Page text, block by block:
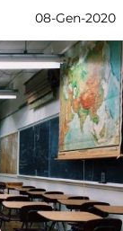
08-Gen-2020